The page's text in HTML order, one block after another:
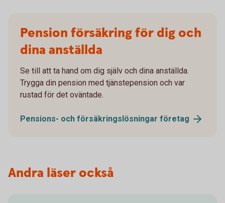
Pension försäkring för dig och
dina anställda
Se till att ta hand om dig själv och dina anställda.
Trygga din pension med tjänstepension och var
rustad för det oväntade.
Pensions- och försäkringslösningar företag
Andra läser också